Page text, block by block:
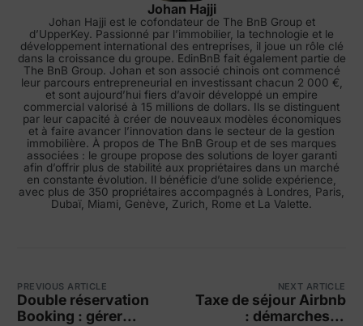
Johan Hajji
Johan Hajji est le cofondateur de The BnB Group et
d’UpperKey. Passionné par l’immobilier, la technologie et le
développement international des entreprises, il joue un rôle clé
dans la croissance du groupe. EdinBnB fait également partie de
The BnB Group. Johan et son associé chinois ont commencé
leur parcours entrepreneurial en investissant chacun 2 000 €,
et sont aujourd’hui fiers d’avoir développé un empire
commercial valorisé à 15 millions de dollars. Ils se distinguent
par leur capacité à créer de nouveaux modèles économiques
et à faire avancer l’innovation dans le secteur de la gestion
immobilière. À propos de The BnB Group et de ses marques
associées : le groupe propose des solutions de loyer garanti
afin d’offrir plus de stabilité aux propriétaires dans un marché
en constante évolution. Il bénéficie d’une solide expérience,
avec plus de 350 propriétaires accompagnés à Londres, Paris,
Dubaï, Miami, Genève, Zurich, Rome et La Valette.
PREVIOUS ARTICLE
Double réservation
Booking : gérer
NEXT ARTICLE
Taxe de séjour Airbnb
: démarches et